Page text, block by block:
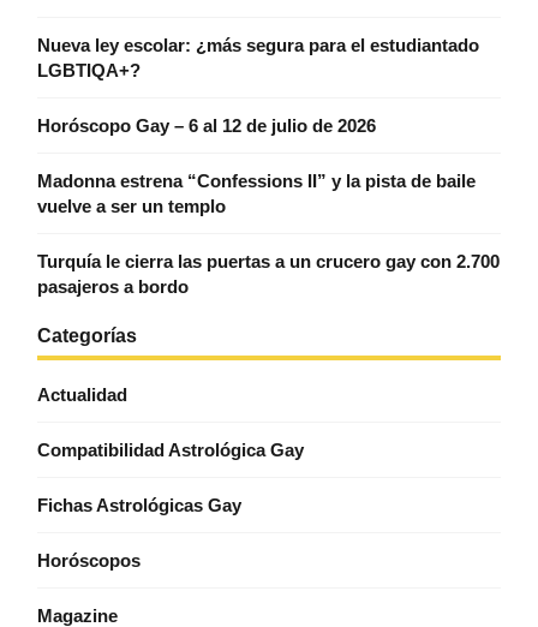
Nueva ley escolar: ¿más segura para el estudiantado
LGBTIQA+?
Horóscopo Gay – 6 al 12 de julio de 2026
Madonna estrena “Confessions II” y la pista de baile
vuelve a ser un templo
Turquía le cierra las puertas a un crucero gay con 2.700
pasajeros a bordo
Categorías
Actualidad
Compatibilidad Astrológica Gay
Fichas Astrológicas Gay
Horóscopos
Magazine